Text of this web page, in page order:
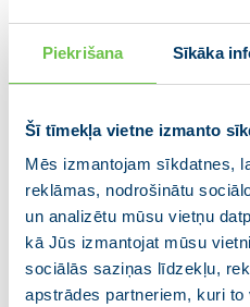
Piekrišana Sīkāka
Šī tīmekļa vietne izmanto
Mēs izmantojam sīkdatnes,
reklāmas, nodrošinātu
un analizētu mūsu vietņu
kā Jūs izmantojat mūsu
sociālās saziņas līdzekļu,
apstrādes partneriem, kuri